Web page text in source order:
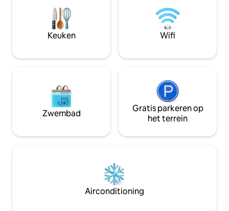
minuten van CC Unicentro. Supermarkt
op minder dan 5 minuten afstand. We
spreken Engels om vragen van
buitenlanders te beantwoorden.
Coworkingruimte
gebouw - Eigen
inchecken - 24/7
Keuken Wifi
Zwembad
Gratis parkeren op
het terrein
Airconditioning